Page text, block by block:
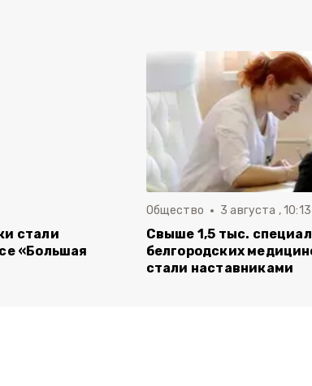
стали
«Большая
Общество 3 августа , 10:13
Свыше 1,5 тыс.
белгородских
стали наставниками